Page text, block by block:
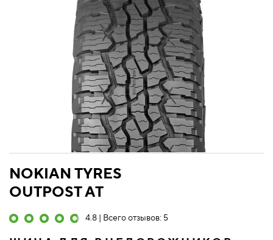
NOKIAN TYRES
OUTPOST AT
4.8 | Всего отзывов: 5